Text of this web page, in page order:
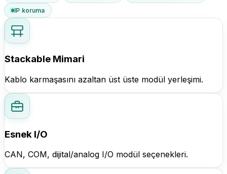
IP koruma
Stackable Mimari
Kablo karmaşasını azaltan üst üste modül yerleşimi.
Esnek I/O
CAN, COM, dijital/analog I/O modül seçenekleri.